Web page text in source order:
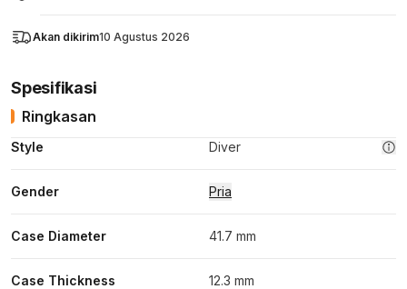
Akan dikirim10 Agustus 2026
Spesifikasi
Ringkasan
Style Diver
Gender Pria
Case Diameter 41.7 mm
Case Thickness 12.3 mm